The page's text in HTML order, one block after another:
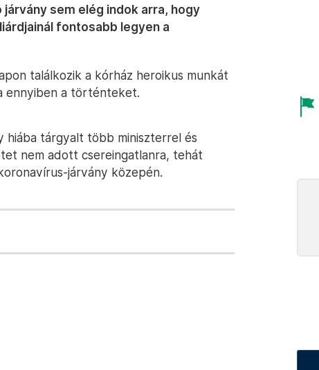
sem elég indok arra, hogy
fontosabb legyen a
találkozik a kórház heroikus munkát
ennyiben a történteket.
hiába tárgyalt több miniszterrel és
nem adott csereingatlanra, tehát
járvány közepén.